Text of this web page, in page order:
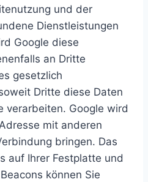
und der
Dienstleistungen
Google diese
an Dritte
gesetzlich
Dritte diese Daten
verarbeiten. Google wird
mit anderen
bringen. Das
auf Ihrer Festplatte und
können Sie